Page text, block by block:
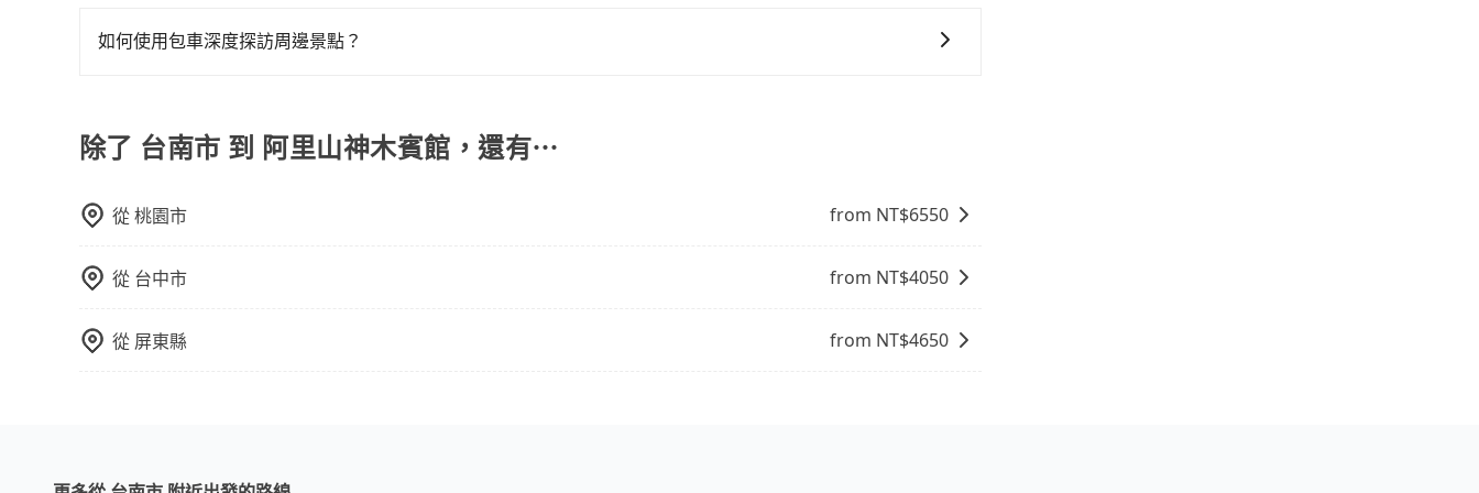
點仍有段距離，在遇到下雨天或者載行李時，就顯得非常不便。
客車最多座位數量就是9人，如扣掉司機就只能乘坐8位乘客，如果要10人以上就是營業大客車的範疇，也就是中
比較方便。但也有例外，比方說有些山區或路段是禁止大客車通行的，建議在預定時最好先與車行或平台確認。
如何使用包車深度探訪周邊景點？
驗當地的生活和文化。在探訪景點時，可以積極尋找當地導遊或者向當地居民請教，了解更多的深度資訊和內
幕，並且可以在旅途中收集更多的故事和經驗，豐富自己的旅程。
除了 台南市 到 阿里山神木賓館，還有⋯
從桃園市 from NT$6550
從 台中市 from NT$4050
從 屏東縣 from NT$4650